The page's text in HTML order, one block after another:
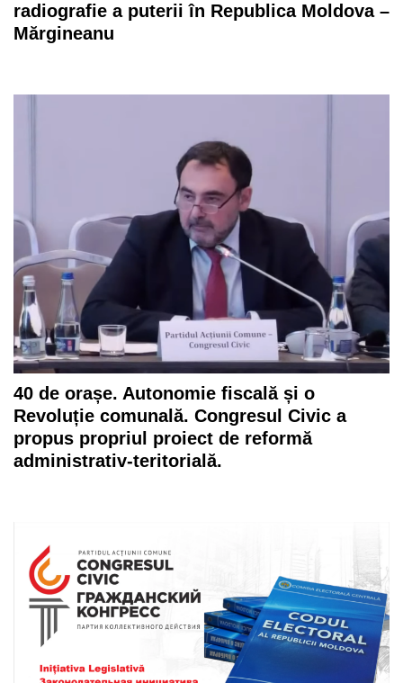
radiografie a puterii în Republica Moldova –
Mărgineanu
40 de orașe. Autonomie fiscală și o
Revoluție comunală. Congresul Civic a
propus propriul proiect de reformă
administrativ-teritorială.